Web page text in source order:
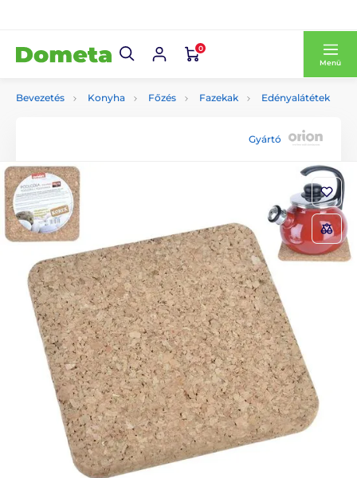
0
Menü
Bevezetés Konyha Főzés Fazekak Edényalátétek
Gyártó